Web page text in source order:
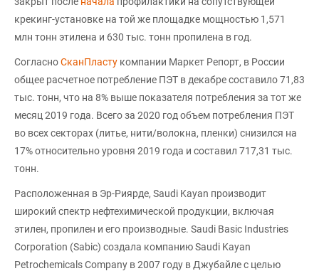
крекинг-установке на той же площадке мощностью 1,571
млн тонн этилена и 630 тыс. тонн пропилена в год.
СогласноСканПласту компании Маркет Репорт, в России
общее расчетное потребление ПЭТ в декабре составило 71,83
тыс. тонн, что на 8% выше показателя потребления за тот же
месяц 2019 года. Всего за 2020 год объем потребления ПЭТ
во всех секторах (литье, нити/волокна, пленки) снизился на
17% относительно уровня 2019 года и составил 717,31 тыс.
тонн.
Расположенная в Эр-Риярде, Saudi Kayan производит
широкий спектр нефтехимической продукции, включая
этилен, пропилен и его производные. Saudi Basic Industries
Corporation (Sabic) создала компанию Saudi Kayan
Petrochemicals Company в 2007 году в Джубайле с целью